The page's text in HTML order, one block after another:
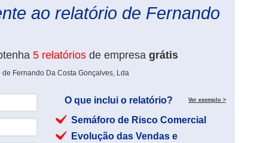
ao relatório de Fernando
5 relatórios de empresa grátis
Fernando Da Costa Gonçalves, Lda
O que inclui o relatório? Ver exemplo >
Semáforo de Risco Comercial
Evolução das Vendas e